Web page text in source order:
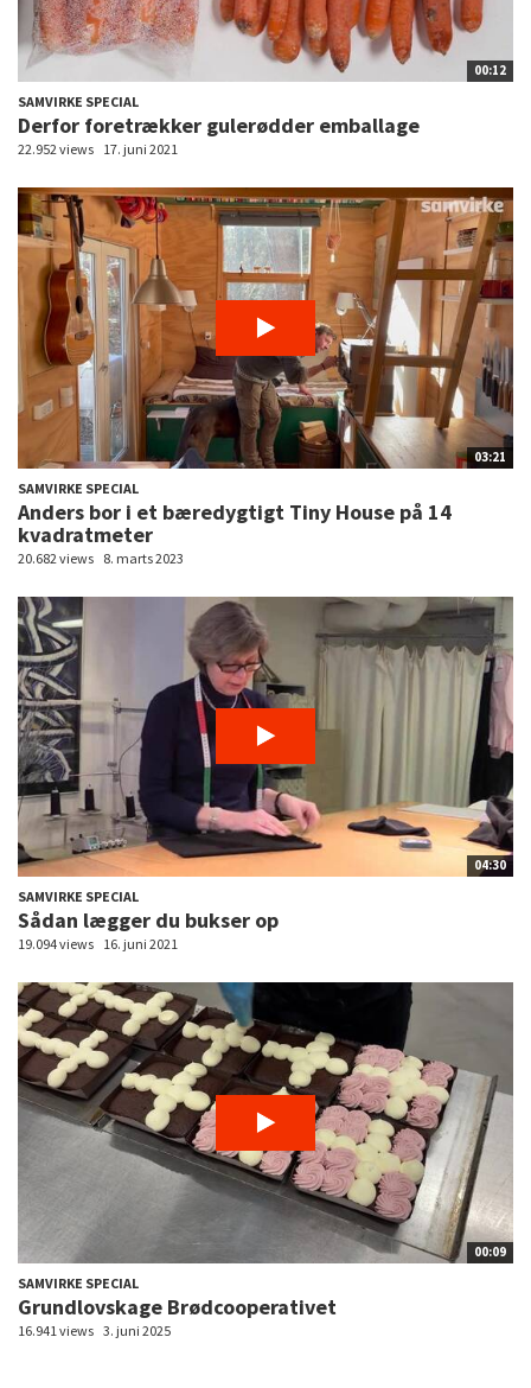
00:12
SAMVIRKE SPECIAL
Derfor foretrækker gulerødder emballage
22.952 views 17. juni 2021
03:21
SAMVIRKE SPECIAL
Anders bor i et bæredygtigt Tiny House på 14
kvadratmeter
20.682 views 8. marts 2023
04:30
SAMVIRKE SPECIAL
Sådan lægger du bukser op
19.094 views 16. juni 2021
00:09
SAMVIRKE SPECIAL
Grundlovskage Brødcooperativet
16.941 views 3. juni 2025